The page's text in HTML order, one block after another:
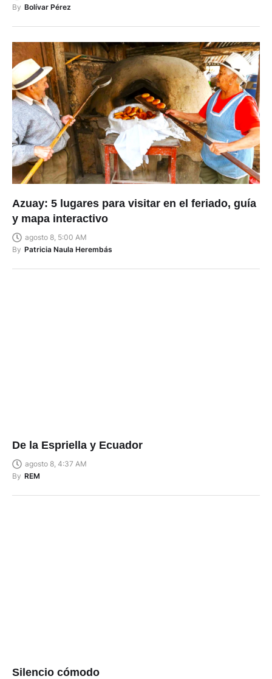
By Bolívar Pérez
Azuay: 5 lugares para visitar en el feriado, guía
y mapa interactivo
agosto 8, 5:00 AM
By Patricia Naula Herembás
De la Espriella y Ecuador
agosto 8, 4:37 AM
By REM
Silencio cómodo